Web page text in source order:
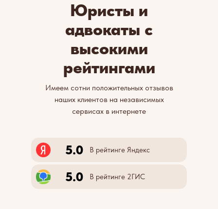
Юристы и
адвокаты с
высокими
рейтингами
Имеем сотни положительных отзывов
наших клиентов на независимых
сервисах в интернете
5.0
5.0
В рейтинге 2ГИС
В рейтинге Яндекс